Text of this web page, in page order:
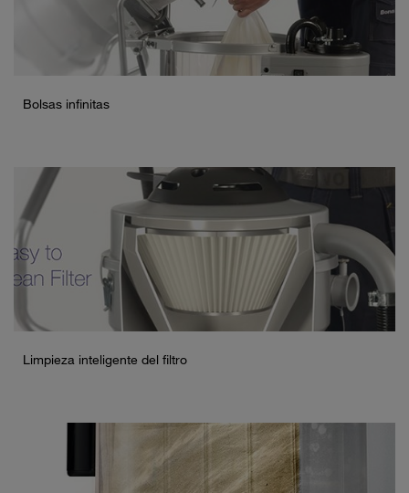
Bolsas infinitas
Limpieza inteligente del filtro